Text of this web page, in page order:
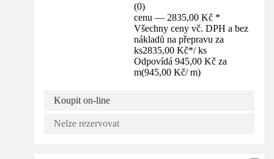
(0)
cenu — 2835,00 Kč *
Všechny ceny vč. DPH a bez
nákladů na přepravu za
ks2835,00 Kč*/ ks
Odpovídá 945,00 Kč za
m(945,00 Kč/ m)
Koupit on-line
Nelze rezervovat